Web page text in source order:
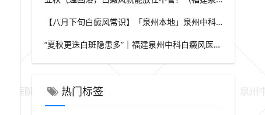
【八月下旬白癜风常识】「泉州本地」泉州中科白癜风医院，换季调适，守护皮肤健康状态
“夏秋更迭白斑隐患多”｜福建泉州中科白癜风医院，白斑出现变化，切莫盲目自行处理
热门标签